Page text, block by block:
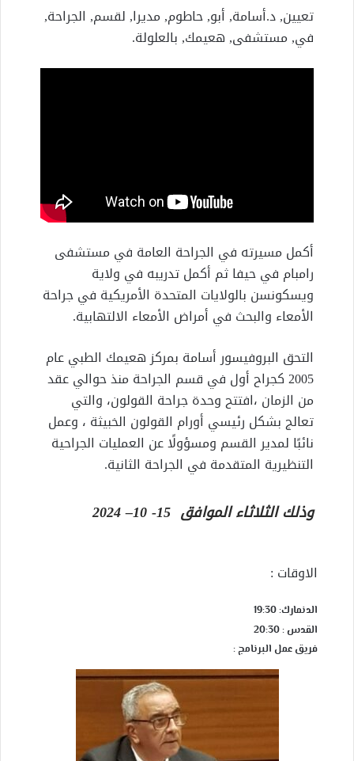
تعيين, د.أسامة, أبو, حاطوم, مديرا, لقسم, الجراحة,
في, مستشفى, هعيمك, بالعلولة.
أكمل مسيرته في الجراحة العامة في مستشفى
رامبام في حيفا ثم أكمل تدريبه في ولاية
ويسكونسن بالولايات المتحدة الأمريكية في جراحة
الأمعاء والبحث في أمراض الأمعاء الالتهابية.
التحق البروفيسور أسامة بمركز هعيمك الطبي عام
2005 كجراح أول في قسم الجراحة منذ حوالي عقد
من الزمان ،افتتح وحدة جراحة القولون، والتي
تعالج بشكل رئيسي أورام القولون الخبيثة ، وعمل
نائبًا لمدير القسم ومسؤولًا عن العمليات الجراحية
التنظيرية المتقدمة في الجراحة الثانية.
وذلك الثلاثاء الموافق 15- 10– 2024
الاوقات :
الدنمارك: 19:30
القدس : 20:30
فريق عمل البرنامج :